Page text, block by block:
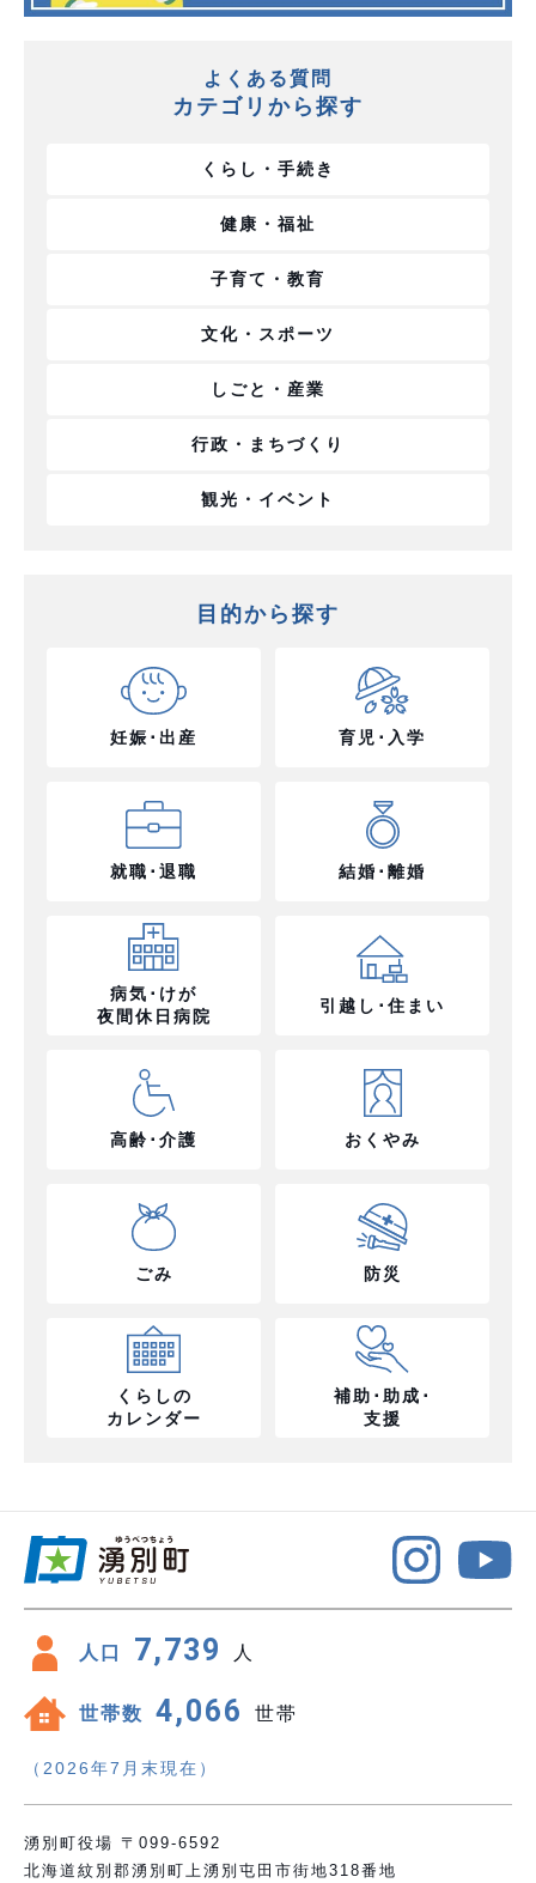
よくある質問
カテゴリから探す
くらし・手続き
健康・福祉
子育て・教育
文化・スポーツ
しごと・産業
行政・まちづくり
観光・イベント
目的から探す
妊娠･出産 育児･入学
就職･退職 結婚･離婚
病気･けが
夜間休日病院
引越し･住まい
高齢･介護 おくやみ
ごみ 防災
くらしの
カレンダー
補助･助成･
支援
人口 7,739 人
世帯数 4,066 世帯
（2026年7月末現在）
湧別町役場 〒099-6592
北海道紋別郡湧別町上湧別屯田市街地318番地